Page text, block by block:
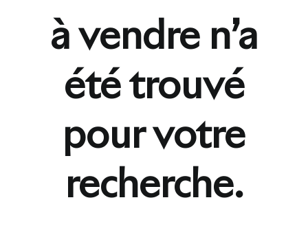
à vendre n’a
été trouvé
pour votre
recherche.